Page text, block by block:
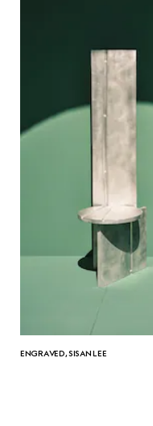
ENGRAVED, SISAN LEE